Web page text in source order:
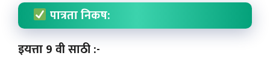
पात्रता निकष:
इयत्ता 9 वी साठी :-